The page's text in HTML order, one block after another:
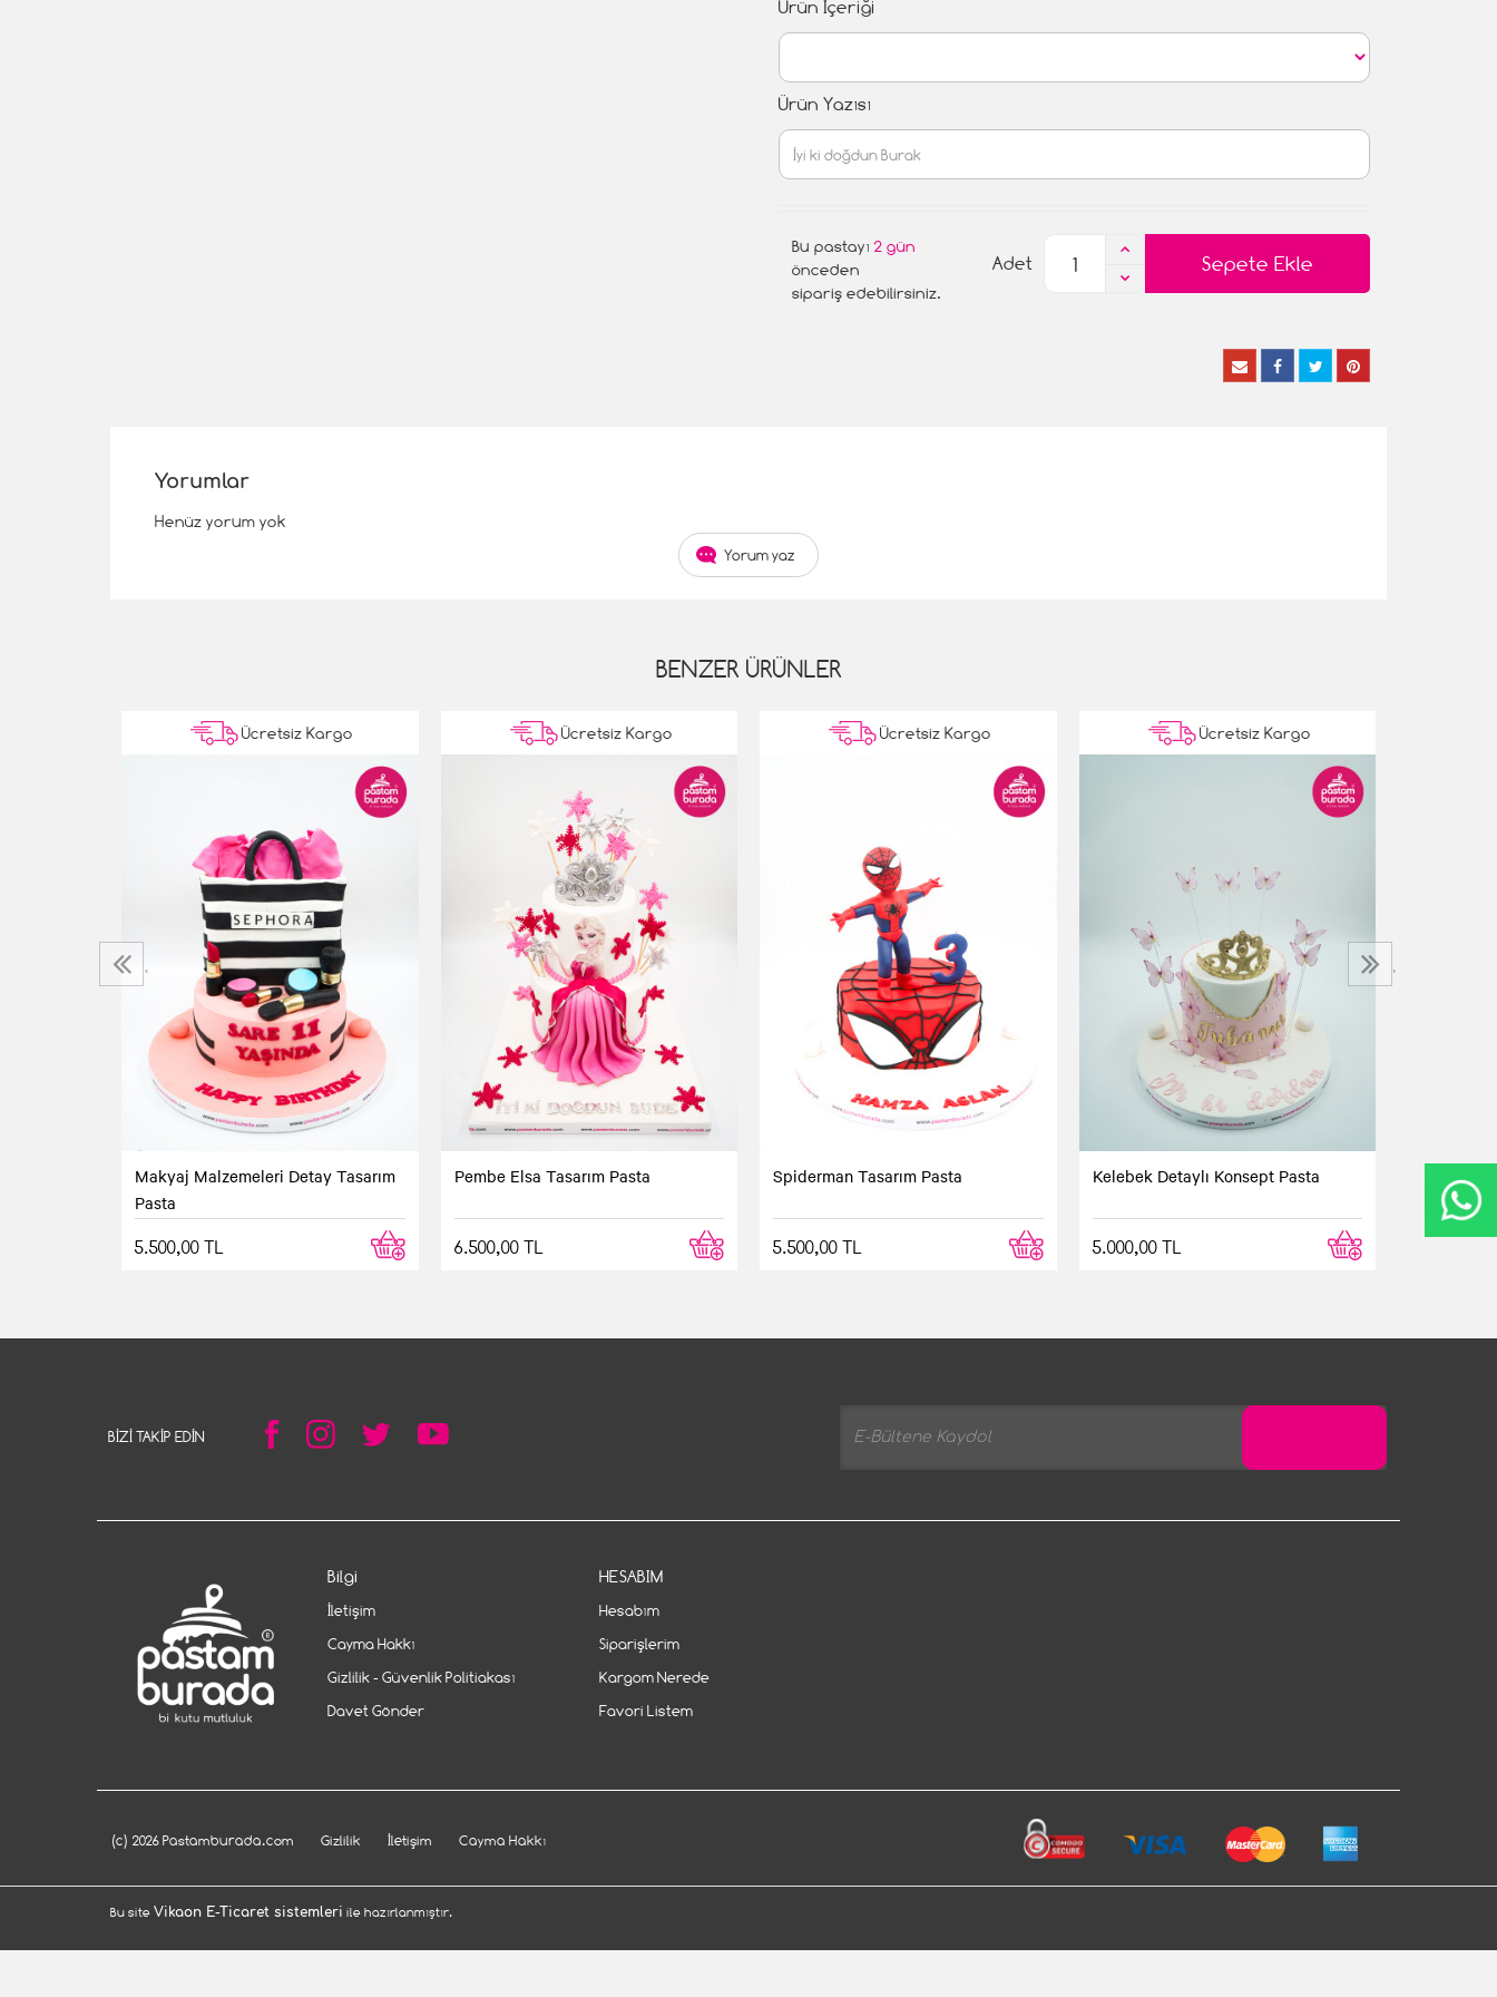
Ürün İçeriği
Ürün Yazısı
Bu pastayı 2 gün
önceden
sipariş edebilirsiniz.
Sepete Ekle
Adet
Yorumlar
Henüz yorum yok
Yorum yaz
BENZER ÜRÜNLER
Ücretsiz Kargo
Makyaj Malzemeleri Detay Tasarım
Pasta
5.500,00 TL
Ücretsiz Kargo
Pembe Elsa Tasarım Pasta
6.500,00 TL
Ücretsiz Kargo
Spiderman Tasarım Pasta
5.500,00 TL
Ücretsiz Kargo
Kelebek Detaylı Konsept Pasta
5.000,00 TL
‹ ›
BIZI TAKIP EDIN
Bilgi
İletişim
Cayma Hakkı
Gizlilik - Güvenlik Politiakası
Davet Gönder
HESABIM
Hesabım
Siparişlerim
Kargom Nerede
Favori Listem
(c) 2026 Pastamburada.com Gizlilik İletişim Cayma Hakkı
Bu site Vikaon E-Ticaret sistemleri ile hazırlanmıştır.